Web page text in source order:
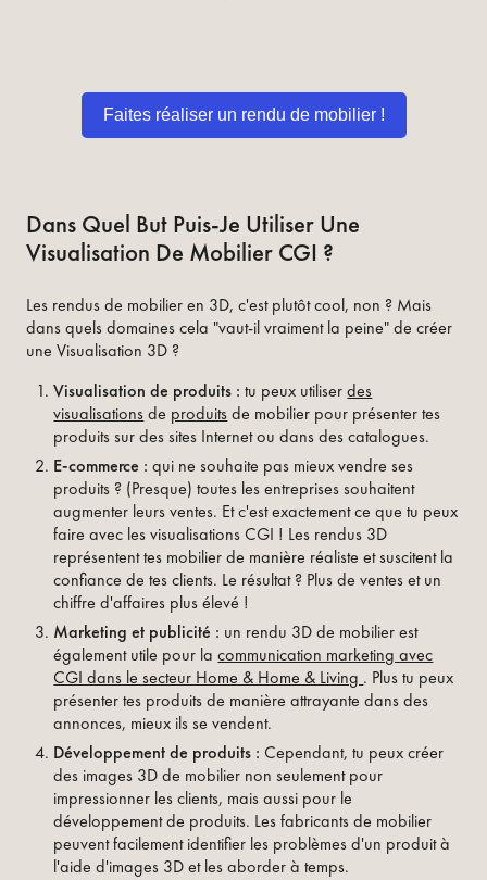
Faites réaliser un rendu de mobilier !
Dans Quel But Puis-Je Utiliser Une
Visualisation De Mobilier CGI ?
Les rendus de mobilier en 3D, c'est plutôt cool, non ? Mais
dans quels domaines cela "vaut-il vraiment la peine" de créer
une Visualisation 3D ?
Visualisation de produits : tu peux utiliserdes
visualisationsde produitsde mobilier pour présenter tes
produits sur des sites Internet ou dans des catalogues.
E-commerce : qui ne souhaite pas mieux vendre ses
produits ? (Presque) toutes les entreprises souhaitent
augmenter leurs ventes. Et c'est exactement ce que tu peux
faire avec les visualisations CGI ! Les rendus 3D
représentent tes mobilier de manière réaliste et suscitent la
confiance de tes clients. Le résultat ? Plus de ventes et un
chiffre d'affaires plus élevé !
Marketing et publicité : un rendu 3D de mobilier est
également utile pour lacommunication marketing avec
CGI dans le secteur Home & Home & Living . Plus tu peux
présenter tes produits de manière attrayante dans des
annonces, mieux ils se vendent.
Développement de produits :Cependant, tu peux créer
des images 3D de mobilier non seulement pour
impressionner les clients, mais aussi pour le
développement de produits. Les fabricants de mobilier
peuvent facilement identifier les problèmes d'un produit à
l'aide d'images 3D et les aborder à temps.